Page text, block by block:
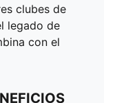
clubes de
legado de
con el